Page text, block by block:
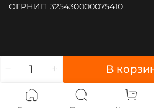
В
ОГРНИП 325430000075410
", type: "pageView", start: (new
(function (d, w, id) { if (d.getElementById(id)) return; var
ts = d.createElement("script");
ts.async = true; ts.id = id; ts.src = "https://top-